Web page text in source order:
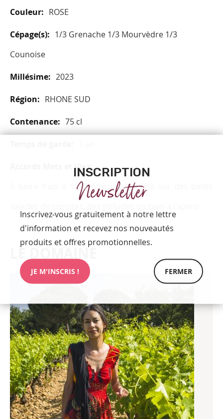
ROSE
1/3 Grenache 1/3 Mourvèdre 1/3
Counoise
2023
RHONE SUD
75 cl
À boire frais à 12°C. Savourez-le l'été sur des belles
LE DOMAINE
INSCRIPTION
Newsletter
Inscrivez-vous gratuitement à notre lettre
d'information et recevez nos nouveautés
produits et offres promotionnelles.
JE M'INSCRIS ! FERMER